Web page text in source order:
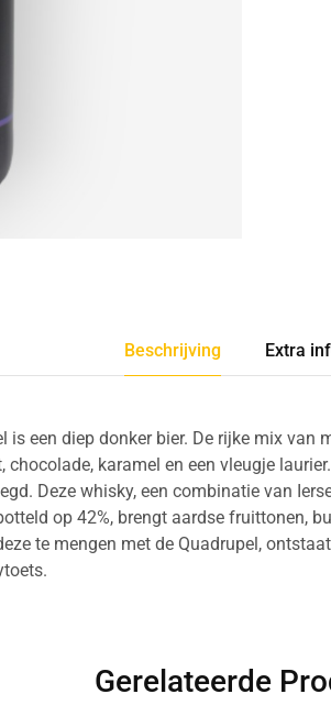
Beschrijving Extra
is een diep donker bier. De rijke mix
karamel en een vleugje
Deze whisky, een combinatie van
op 42%, brengt aardse fruittonen,
te mengen met de Quadrupel,
Gerelateerde